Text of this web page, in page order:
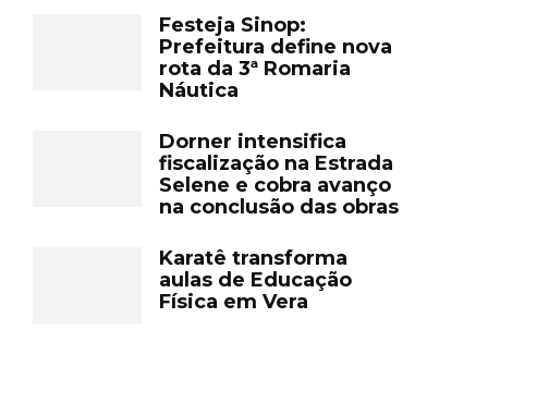
Festeja Sinop:
Prefeitura define nova
rota da 3ª Romaria
Náutica
Dorner intensifica
fiscalização na Estrada
Selene e cobra avanço
na conclusão das obras
Karatê transforma
aulas de Educação
Física em Vera